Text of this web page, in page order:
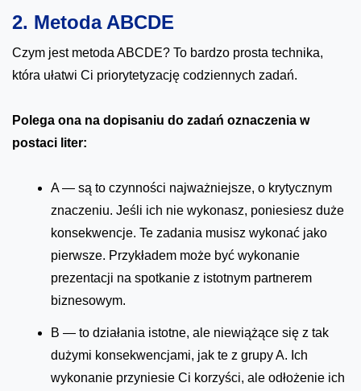
2. Metoda ABCDE
Czym jest metoda ABCDE? To bardzo prosta technika,
która ułatwi Ci priorytetyzację codziennych zadań.
Polega ona na dopisaniu do zadań oznaczenia w
postaci liter:
A — są to czynności najważniejsze, o krytycznym
znaczeniu. Jeśli ich nie wykonasz, poniesiesz duże
konsekwencje. Te zadania musisz wykonać jako
pierwsze. Przykładem może być wykonanie
prezentacji na spotkanie z istotnym partnerem
biznesowym.
B — to działania istotne, ale niewiążące się z tak
dużymi konsekwencjami, jak te z grupy A. Ich
wykonanie przyniesie Ci korzyści, ale odłożenie ich